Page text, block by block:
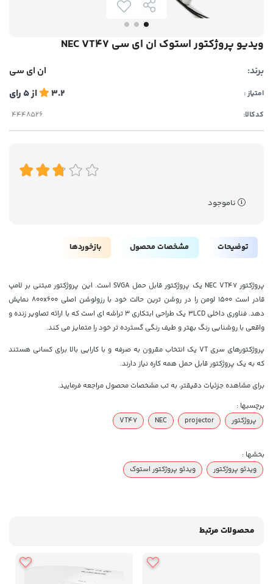
ویدیو پروژکتور استوک ان ای سی NEC VT47
برند: ان ای سی
امتیاز : 3.2 از5رای
کدکالا:
ناموجود
توضیحات مشخصات محصول بازخوردها
پروژکتور NEC VT47 یک پروژکتور قابل حمل SVGA است. این پروژکتور مبتنی بر لامپ
قادر است 1500 لومن را در روشن ترین حالت خود با رزولوشن اصلی 800x600 نمایش
دهد. فناوری داخلی 3LCD یک طراحی ابتکاری 3 تراشه ای است که با ارائه تصاویر زنده و
واقعی با روشنایی رنگ بهتر و طیف رنگی گسترده تر خود را متمایز می کند.
پروژکتورهای سری VT یک انتخاب مقرون به صرفه و با کارایی بالا برای کسانی هستند
که به یک پروژکتور قابل حمل همه کاره نیاز دارند.
برای مشاهده جزئیات دقیقتر، به تب مشخصات محصول مراجعه فرمایید.
برچسبها :
پروژکتور
projector
NEC
VT47
بخشها :
ویدئو پروژکتور
ویدئو پروژکتور استوک
محصولات مرتبط